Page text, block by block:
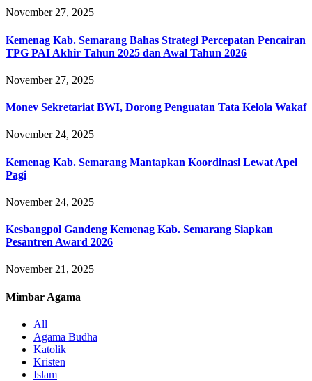
November 27, 2025
Kemenag Kab. Semarang Bahas Strategi Percepatan Pencairan
TPG PAI Akhir Tahun 2025 dan Awal Tahun 2026
November 27, 2025
Monev Sekretariat BWI, Dorong Penguatan Tata Kelola Wakaf
November 24, 2025
Kemenag Kab. Semarang Mantapkan Koordinasi Lewat Apel
Pagi
November 24, 2025
Kesbangpol Gandeng Kemenag Kab. Semarang Siapkan
Pesantren Award 2026
November 21, 2025
Mimbar Agama
All
Agama Budha
Katolik
Kristen
Islam